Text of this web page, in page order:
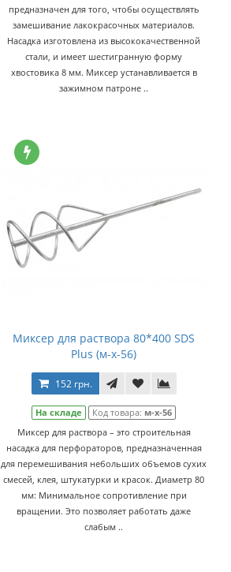
предназначен для того, чтобы осуществлять
замешивание лакокрасочных материалов.
Насадка изготовлена из высококачественной
стали, и имеет шестигранную форму
хвостовика 8 мм. Миксер устанавливается в
зажимном патроне ..
Миксер для раствора 80*400 SDS
Plus (м-х-56)
152 грн.
На складе Код товара: м-х-56
Миксер для раствора – это строительная
насадка для перфораторов, предназначенная
для перемешивания небольших объемов сухих
смесей, клея, штукатурки и красок. Диаметр 80
мм: Минимальное сопротивление при
вращении. Это позволяет работать даже
слабым ..